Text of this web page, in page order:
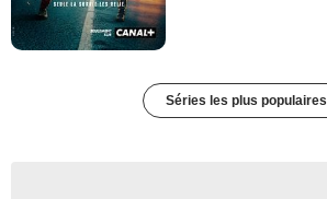
Séries les plus populaires